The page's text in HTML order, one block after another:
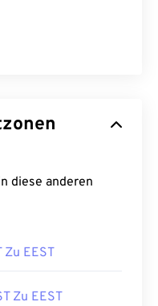
diese anderen
Zu EEST
Zu EEST